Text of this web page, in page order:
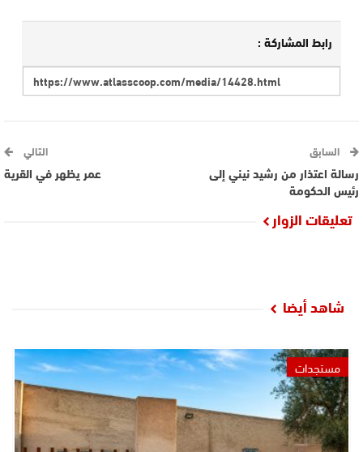
رابط المشاركة :
السابق
رسالة اعتذار من رشيد نيني إلى
رئيس الحكومة
التالي
عمر يظهر في القرية
تعليقات الزوار
شاهد أيضا
مستجدات